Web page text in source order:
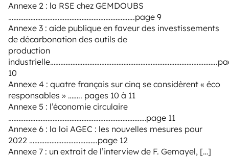
Annexe 2 : la RSE chez GEMDOUBS
………………………………………………………………..page 9
Annexe 3 : aide publique en faveur des investissements
de décarbonation des outils de
production
10
Annexe 4 : quatre français sur cinq se considèrent « éco
responsables » …….. pages 10 à 11
Annexe 5 : l’économie circulaire
………………………………………………………………………page 11
Annexe 6 : la loi AGEC : les nouvelles mesures pour
2022 ………………………………….page 12
Annexe 7 : un extrait de l’interview de F. Gemayel, […]